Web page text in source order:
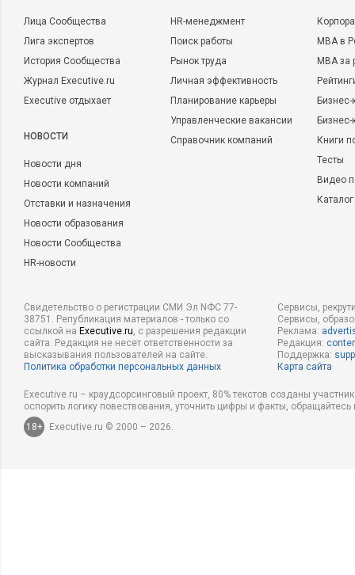
Лица Сообщества
Лига экспертов
История Сообщества
Журнал Executive.ru
Executive отдыхает
НОВОСТИ
Новости дня
Новости компаний
Отставки и назначения
Новости образования
Новости Сообщества
HR-новости
HR-менеджмент
Поиск работы
Рынок труда
Личная эффективность
Планирование карьеры
Управленческие вакансии
Справочник компаний
MBA в
MBA
Бизнес-
Книги
Тесты
Видео
Свидетельство о регистрации СМИ Эл NФС 77-
38751. Републикация материалов - только со
ссылкой на Executive.ru, с разрешения редакции
сайта. Редакция не несет ответственности за
высказывания пользователей на сайте.
Политика обработки персональных данных
Сервисы,
Сервисы,
Реклама:
Редакция:
Поддержка:
Карта сайта
Executive.ru – краудсорсинговый проект, 80% текстов созданы
оспорить логику повествования, уточнить цифры и факты,
18+
Executive.ru © 2000 – 2026.